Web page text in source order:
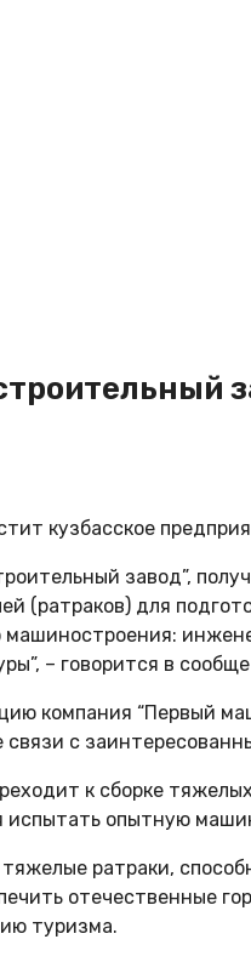
кузбасское
завод”,
(ратраков) для
машиностроения:
– говорится в
компания “Первый
связи с
к сборке
опытную
ратраки,
отечественные
туризма.